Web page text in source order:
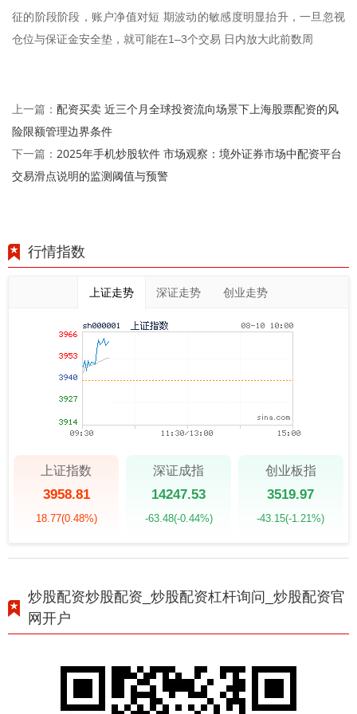
征的阶段阶段，账户净值对短 期波动的敏感度明显抬升，一旦忽视
仓位与保证金安全垫，就可能在1–3个交易 日内放大此前数周
上一篇： 配资买卖 近三个月全球投资流向场景下上海股票配资的风
险限额管理边界条件
下一篇： 2025年手机炒股软件 市场观察：境外证券市场中配资平台
交易滑点说明的监测阈值与预警
行情指数
上证走势 深证走势 创业走势
上证指数
3958.81
18.77(0.48%)
深证成指
14247.53
-63.48(-0.44%)
创业板指
3519.97
-43.15(-1.21%)
炒股配资炒股配资_炒股配资杠杆询问_炒股配资官
网开户